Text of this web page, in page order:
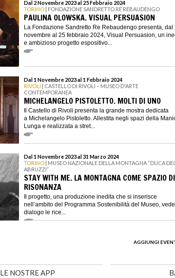
Dal 2 Novembre 2023 al 25 Febbraio 2024
TORINO | FONDAZIONE SANDRETTO RE REBAUDENGO
PAULINA OLOWSKA. VISUAL PERSUASION
La Fondazione Sandretto Re Rebaudengo presenta, dal
novembre al 25 febbraio 2024, Visual Persuasion, un
e ambizioso progetto espositivo...
Dal 1 Novembre 2023 al 1 Febbraio 2024
RIVOLI | CASTELLO DI RIVOLI – MUSEO D'ARTE
CONTEMPORANEA
MICHELANGELO PISTOLETTO. MOLTI DI UNO
Il Castello di Rivoli presenta la grande mostra dedicata
a Michelangelo Pistoletto. Allestita negli spazi della
Lunga e realizzata a stret...
Dal 1 Novembre 2023 al 31 Marzo 2024
TORINO | MUSEO NAZIONALE DELLA MONTAGNA “DUCA
ABRUZZI”
STAY WITH ME. LA MONTAGNA COME SPAZIO DI
RISONANZA
Il progetto, una produzione inedita che si inserisce
nell’ambito del Programma Sostenibilità del Museo,
dialogo le rice...
AGGIUNGI
LE NOSTRE APP